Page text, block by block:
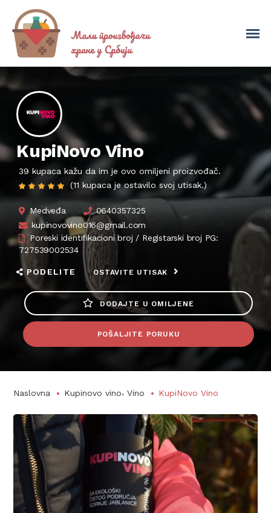
KupiNovo Vino
39 kupaca kažu da im je ovo omiljeni proizvođač.
(11 kupaca je ostavilo svoj utisak.)
Medveđa
0640357325
kupinovovino016@gmail.com
Poreski identifikacioni broj / Registarski broj PG:
727539002534
PODELITE OSTAVITE UTISAK
DODAJTE U OMILJENE
POŠALJITE PORUKU
Naslovna Kupinovo vino,Vino KupiNovo Vino